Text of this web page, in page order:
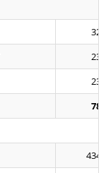
32
23
23
78
434